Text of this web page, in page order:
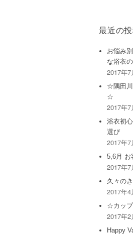
最近の
お悩み
な浴衣
2017年7
☆隅田川
☆
2017年7
浴衣初
選び
2017年7
5,6月
2017年7
久々の
2017年4
☆カッ
2017年2
Happy